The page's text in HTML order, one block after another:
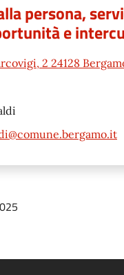
persona,
e
2 24128